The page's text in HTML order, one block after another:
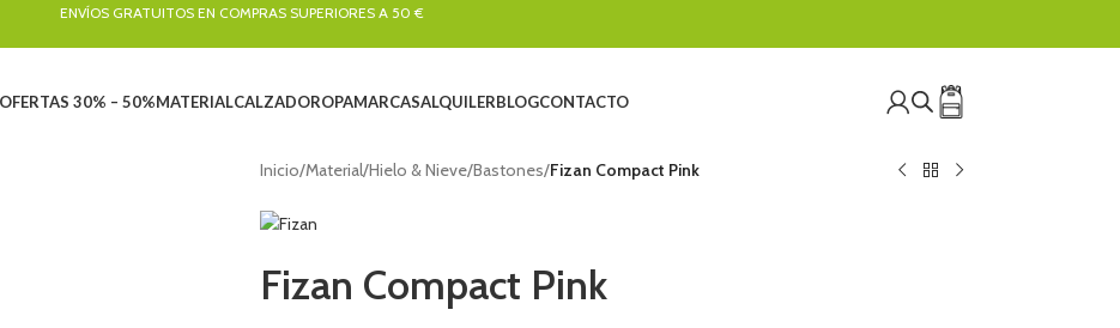
ENVÍOS GRATUITOS EN COMPRAS SUPERIORES A 50 €
30% – 50%MATERIALCALZADOROPAMARCASALQUILERBLOGCONTACTO
Inicio/Material/Hielo & Nieve/Bastones/Fizan Compact Pink
Fizan Compact Pink